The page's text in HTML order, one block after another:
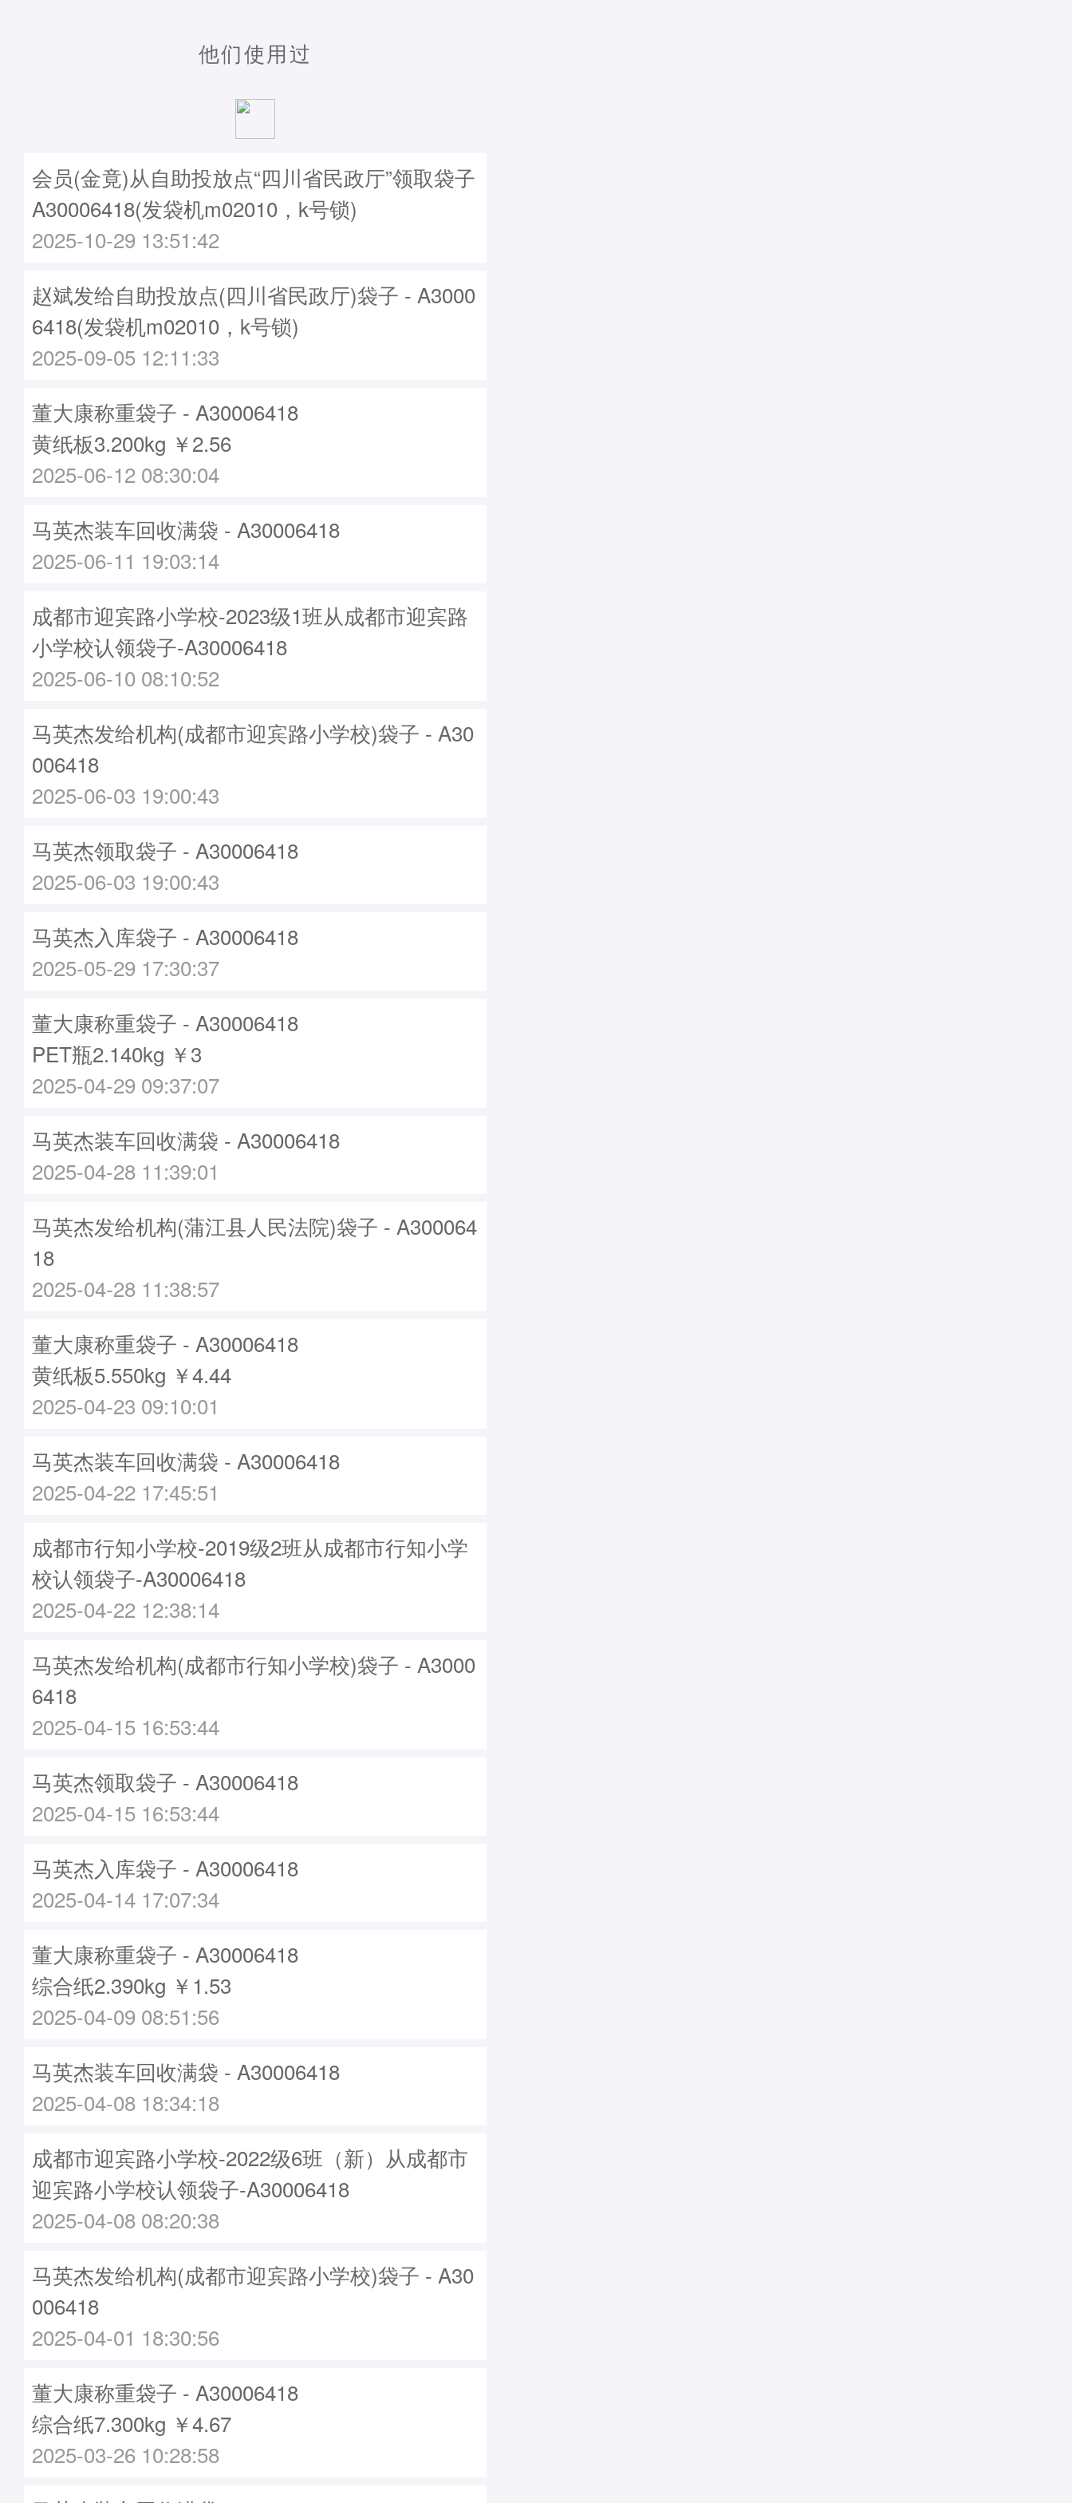
他们使用过
会员(金竟)从自助投放点“四川省民政厅”领取袋子
A30006418(发袋机m02010，k号锁)
2025-10-29 13:51:42
赵斌发给自助投放点(四川省民政厅)袋子 - A3000
6418(发袋机m02010，k号锁)
2025-09-05 12:11:33
董大康称重袋子 - A30006418
黄纸板3.200kg ￥2.56
2025-06-12 08:30:04
马英杰装车回收满袋 - A30006418
2025-06-11 19:03:14
成都市迎宾路小学校-2023级1班从成都市迎宾路
小学校认领袋子-A30006418
2025-06-10 08:10:52
马英杰发给机构(成都市迎宾路小学校)袋子 - A30
006418
2025-06-03 19:00:43
马英杰领取袋子 - A30006418
2025-06-03 19:00:43
马英杰入库袋子 - A30006418
2025-05-29 17:30:37
董大康称重袋子 - A30006418
PET瓶2.140kg ￥3
2025-04-29 09:37:07
马英杰装车回收满袋 - A30006418
2025-04-28 11:39:01
马英杰发给机构(蒲江县人民法院)袋子 - A300064
18
2025-04-28 11:38:57
董大康称重袋子 - A30006418
黄纸板5.550kg ￥4.44
2025-04-23 09:10:01
马英杰装车回收满袋 - A30006418
2025-04-22 17:45:51
成都市行知小学校-2019级2班从成都市行知小学
校认领袋子-A30006418
2025-04-22 12:38:14
马英杰发给机构(成都市行知小学校)袋子 - A3000
6418
2025-04-15 16:53:44
马英杰领取袋子 - A30006418
2025-04-15 16:53:44
马英杰入库袋子 - A30006418
2025-04-14 17:07:34
董大康称重袋子 - A30006418
综合纸2.390kg ￥1.53
2025-04-09 08:51:56
马英杰装车回收满袋 - A30006418
2025-04-08 18:34:18
成都市迎宾路小学校-2022级6班（新）从成都市
迎宾路小学校认领袋子-A30006418
2025-04-08 08:20:38
马英杰发给机构(成都市迎宾路小学校)袋子 - A30
006418
2025-04-01 18:30:56
董大康称重袋子 - A30006418
综合纸7.300kg ￥4.67
2025-03-26 10:28:58